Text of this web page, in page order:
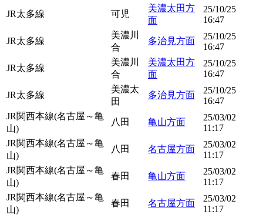
JR太多線
可児
美濃太田方
面
25/10/25
16:47
JR太多線
美濃川
合
多治見方面
25/10/25
16:47
JR太多線
美濃川
合
美濃太田方
面
25/10/25
16:47
JR太多線
美濃太
田
多治見方面
25/10/25
16:47
JR関西本線(名古屋～亀
山)
八田 亀山方面
25/03/02
11:17
JR関西本線(名古屋～亀
山)
八田 名古屋方面
25/03/02
11:17
JR関西本線(名古屋～亀
山)
春田 亀山方面
25/03/02
11:17
JR関西本線(名古屋～亀
山)
春田 名古屋方面
25/03/02
11:17